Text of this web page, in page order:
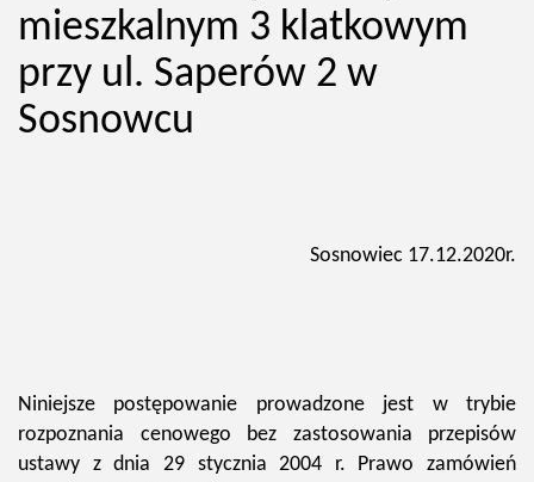
mieszkalnym 3 klatkowym
przy ul. Saperów 2 w
Sosnowcu
Sosnowiec 17.12.2020r.
Niniejsze postępowanie prowadzone jest w trybie
rozpoznania cenowego bez zastosowania przepisów
ustawy z dnia 29 stycznia 2004 r. Prawo zamówień